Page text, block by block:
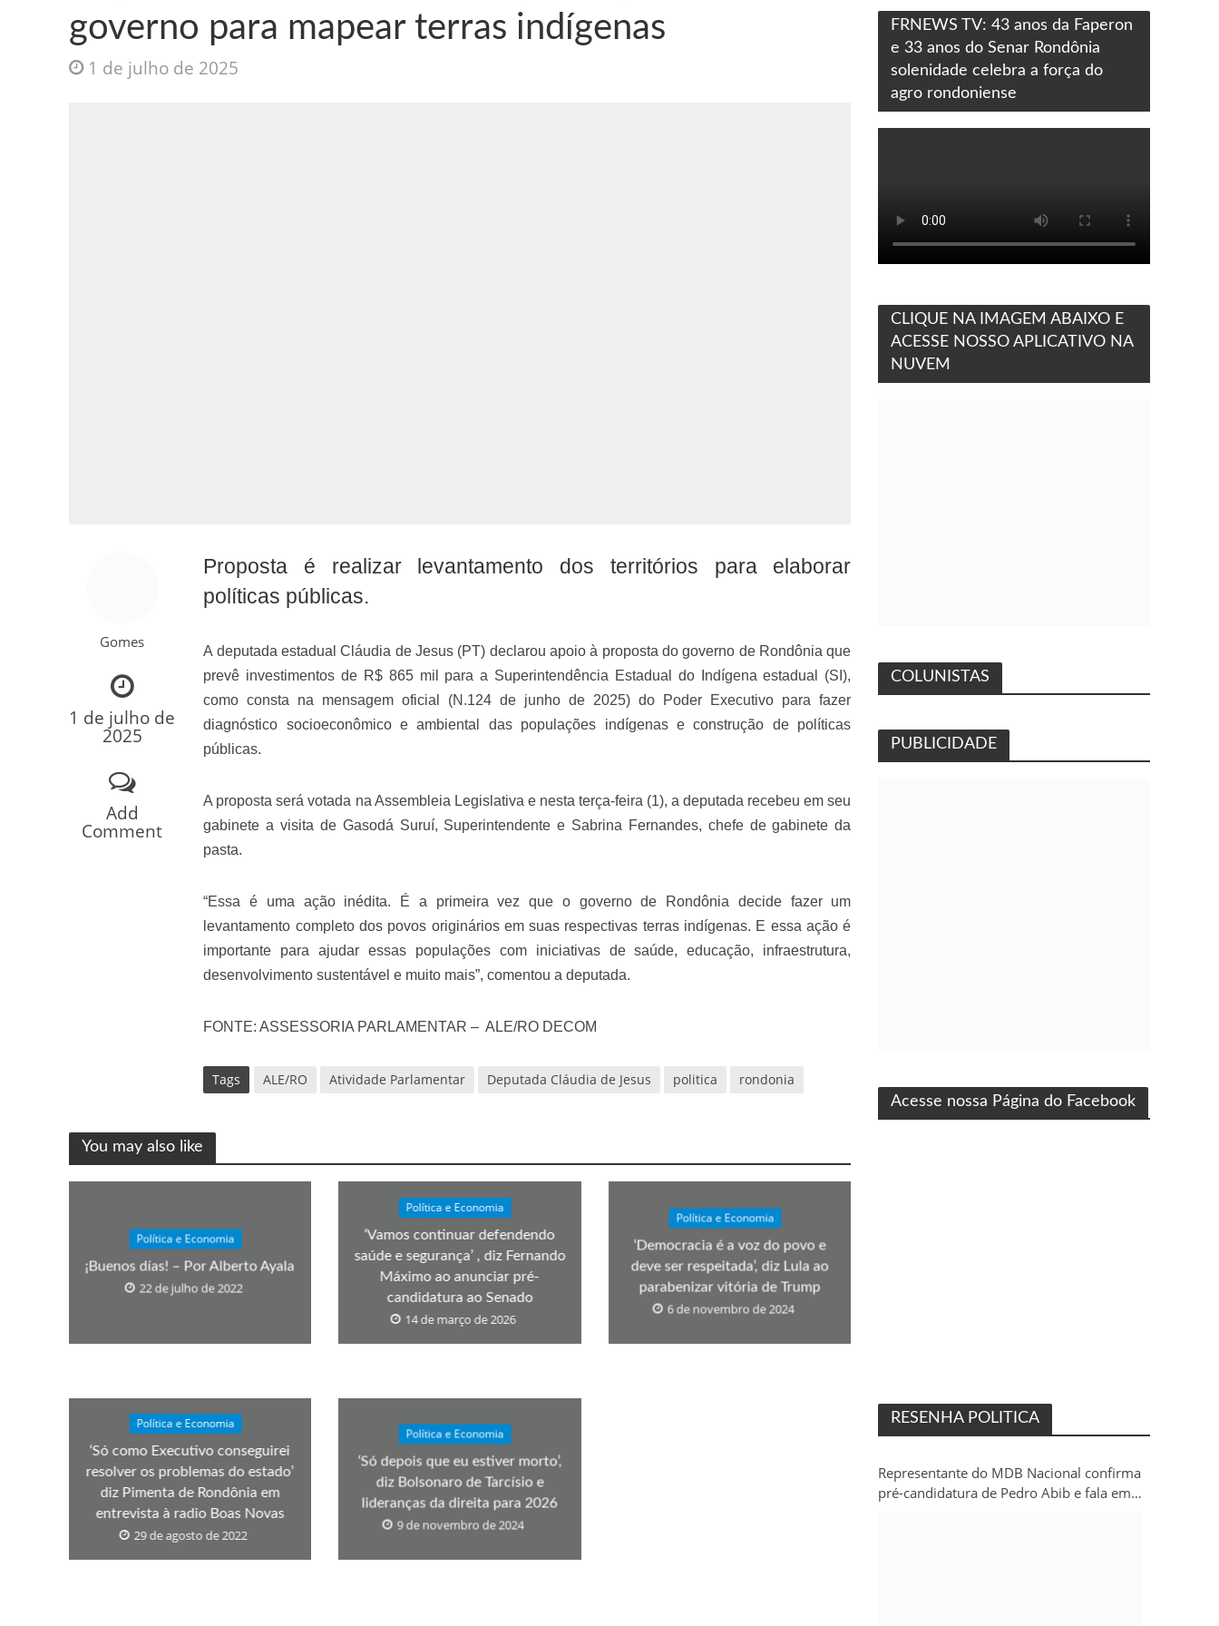
Como o Cachorrinho Kong ajudou o Imperador Dom Pedro I na Independência do Brasil
Os segredos não revelados do livro de apocalipse
governo para mapear terras indígenas
1 de julho de 2025
Gomes
1 de julho de
2025
Add
Comment
Proposta é realizar levantamento dos territórios para elaborar
políticas públicas.
A deputada estadual Cláudia de Jesus (PT) declarou apoio à proposta do governo de Rondônia que
prevê investimentos de R$ 865 mil para a Superintendência Estadual do Indígena estadual (SI),
como consta na mensagem oficial (N.124 de junho de 2025) do Poder Executivo para fazer
diagnóstico socioeconômico e ambiental das populações indígenas e construção de políticas
públicas.
A proposta será votada na Assembleia Legislativa e nesta terça-feira (1), a deputada recebeu em seu
gabinete a visita de Gasodá Suruí, Superintendente e Sabrina Fernandes, chefe de gabinete da
pasta.
“Essa é uma ação inédita. É a primeira vez que o governo de Rondônia decide fazer um
levantamento completo dos povos originários em suas respectivas terras indígenas. E essa ação é
importante para ajudar essas populações com iniciativas de saúde, educação, infraestrutura,
desenvolvimento sustentável e muito mais”, comentou a deputada.
FONTE: ASSESSORIA PARLAMENTAR – ALE/RO DECOM
Tags ALE/RO Atividade Parlamentar Deputada Cláudia de Jesus politica rondonia
You may also like
Política e Economia
¡Buenos días! – Por Alberto Ayala
22 de julho de 2022
Política e Economia
‘Vamos continuar defendendo
saúde e segurança’ , diz Fernando
Máximo ao anunciar pré-
candidatura ao Senado
14 de março de 2026
Política e Economia
‘Democracia é a voz do povo e
deve ser respeitada’, diz Lula ao
parabenizar vitória de Trump
6 de novembro de 2024
Política e Economia
‘Só como Executivo conseguirei
resolver os problemas do estado’
diz Pimenta de Rondônia em
entrevista à radio Boas Novas
29 de agosto de 2022
Política e Economia
‘Só depois que eu estiver morto’,
diz Bolsonaro de Tarcísio e
lideranças da direita para 2026
9 de novembro de 2024
FRNEWS TV: 43 anos da Faperon
e 33 anos do Senar Rondônia
solenidade celebra a força do
agro rondoniense
CLIQUE NA IMAGEM ABAIXO E
ACESSE NOSSO APLICATIVO NA
NUVEM
COLUNISTAS
PUBLICIDADE
Acesse nossa Página do Facebook
RESENHA POLITICA
Representante do MDB Nacional confirma
pré-candidatura de Pedro Abib e fala em